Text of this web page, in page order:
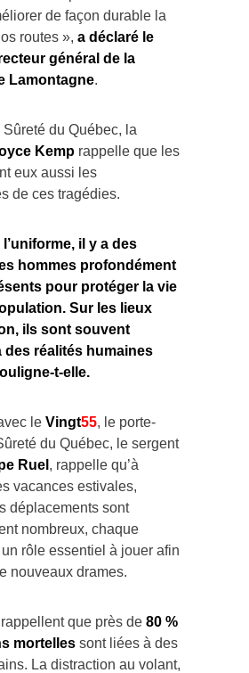
de façon durable la
routes », a déclaré le
général de la
Lamontagne.
du Québec, la
Kemp rappelle que les
eux aussi les
de ces tragédies.
il y a des
hommes profondément
pour protéger la vie
Sur les lieux
ils sont souvent
des réalités humaines
t-elle.
le Vingt55, le porte-
du Québec, le sergent
Ruel , rappelle qu’à
vacances estivales,
déplacements sont
nombreux, chaque
rôle essentiel à jouer afin
nouveaux drames.
que près de 80 %
mortelles sont liées à des
La distraction au volant,